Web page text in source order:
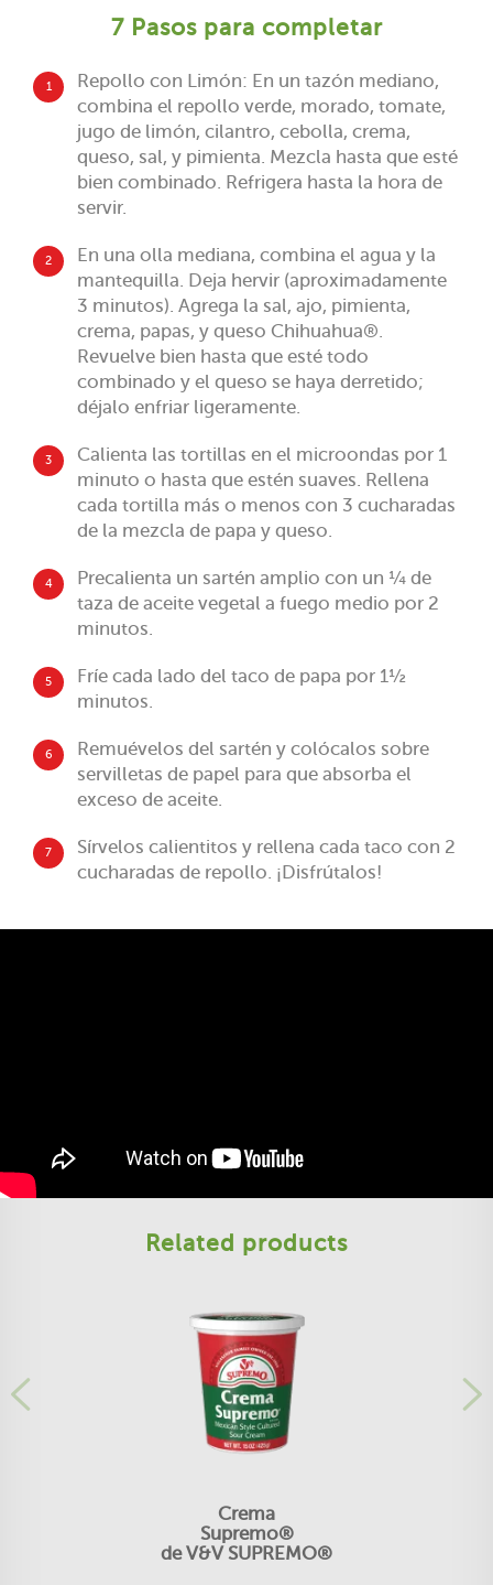
7 Pasos para completar
1
Repollo con Limón: En un tazón mediano,
combina el repollo verde, morado, tomate,
jugo de limón, cilantro, cebolla, crema,
queso, sal, y pimienta. Mezcla hasta que esté
bien combinado. Refrigera hasta la hora de
servir.
2
En una olla mediana, combina el agua y la
mantequilla. Deja hervir (aproximadamente
3 minutos). Agrega la sal, ajo, pimienta,
crema, papas, y queso Chihuahua®.
Revuelve bien hasta que esté todo
combinado y el queso se haya derretido;
déjalo enfriar ligeramente.
3
Calienta las tortillas en el microondas por 1
minuto o hasta que estén suaves. Rellena
cada tortilla más o menos con 3 cucharadas
de la mezcla de papa y queso.
4
Precalienta un sartén amplio con un ¼ de
taza de aceite vegetal a fuego medio por 2
minutos.
5
Fríe cada lado del taco de papa por 1½
minutos.
6
Remuévelos del sartén y colócalos sobre
servilletas de papel para que absorba el
exceso de aceite.
7
Sírvelos calientitos y rellena cada taco con 2
cucharadas de repollo. ¡Disfrútalos!
Related products
Crema
Supremo®
de V&V SUPREMO®